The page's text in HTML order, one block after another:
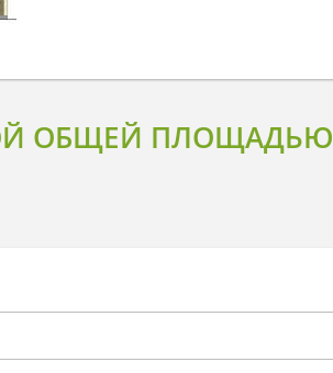
ОБЩЕЙ ПЛОЩАДЬЮ